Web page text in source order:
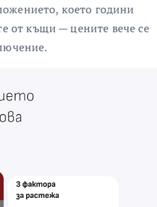
което години
от къщи — цените вече се